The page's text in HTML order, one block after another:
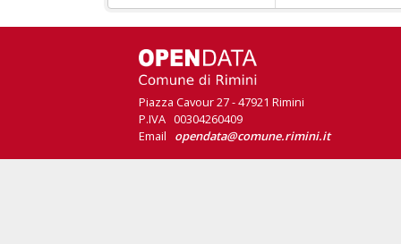
Piazza Cavour 27 - 47921 Rimini
P.IVA 00304260409
Email opendata@comune.rimini.it